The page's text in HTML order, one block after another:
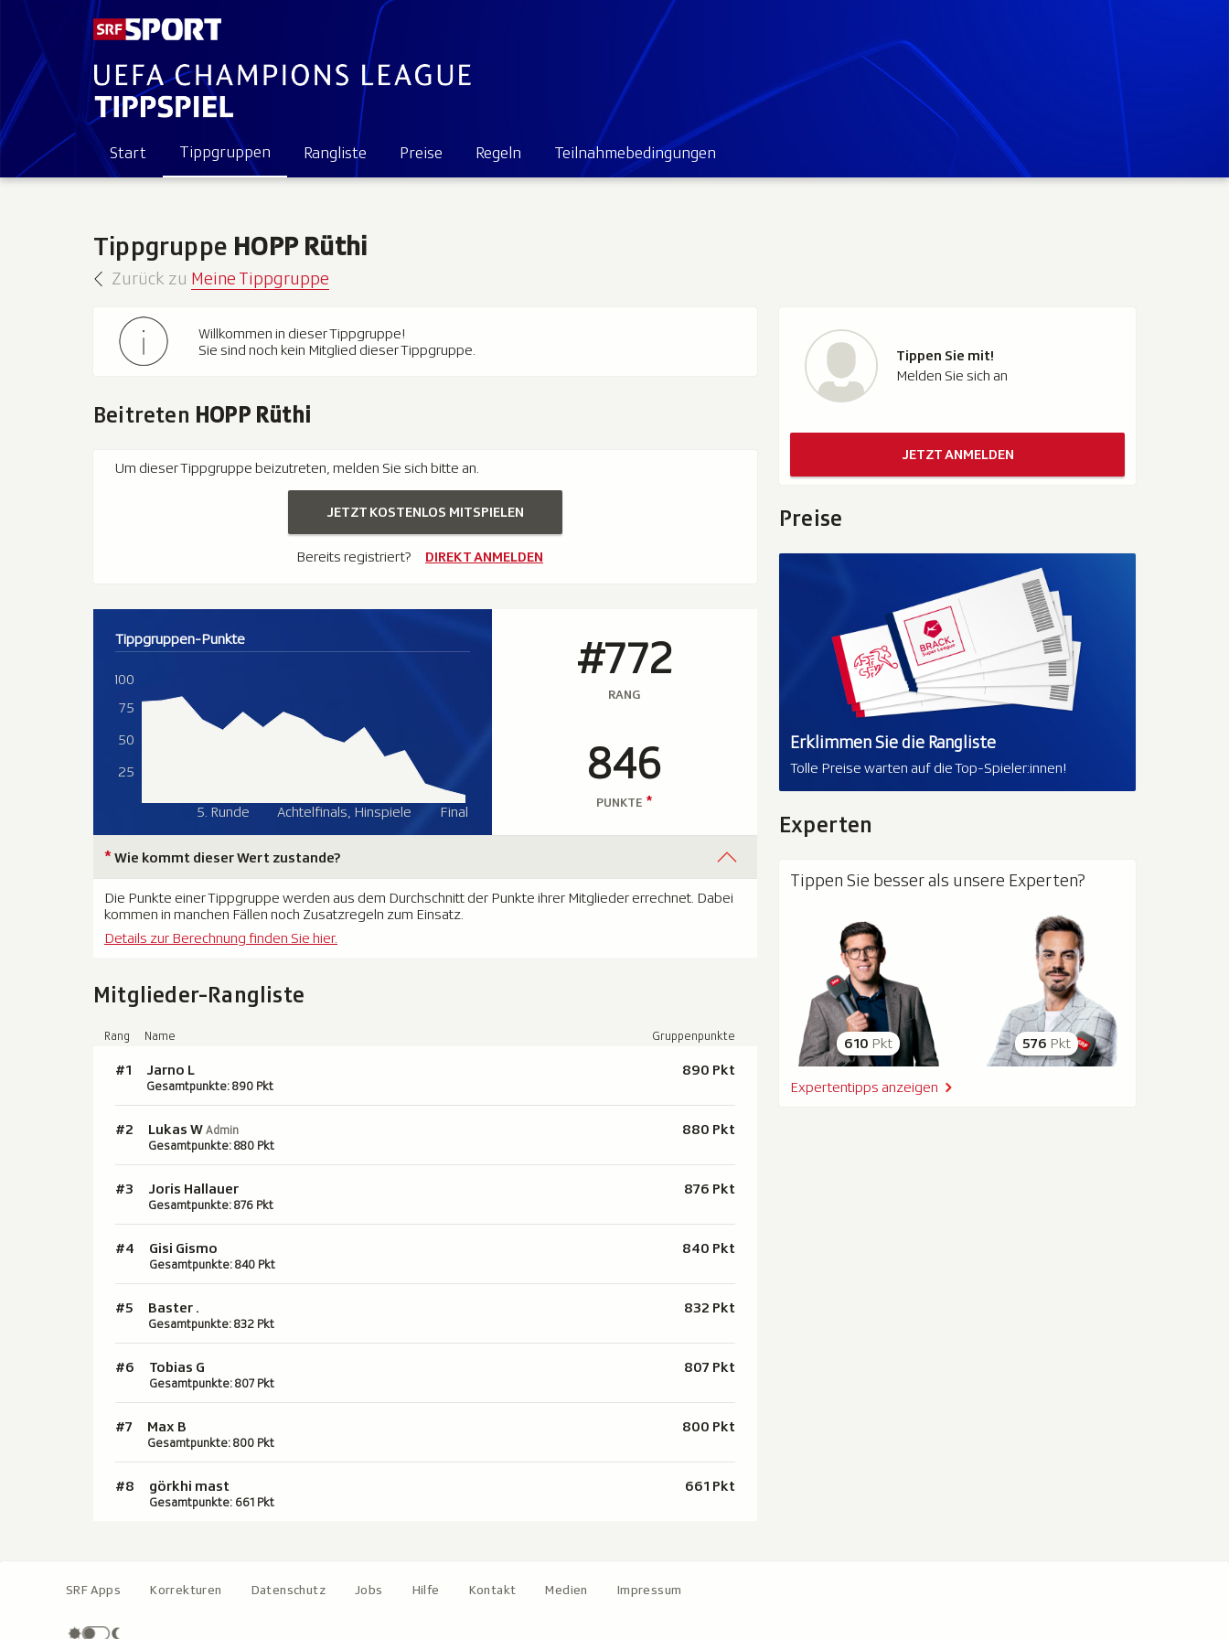
Start Tippgruppen Rangliste Preise Regeln Teilnahmebedingungen
Tippgruppe HOPP Rüthi
Zurück zu Meine Tippgruppe
Willkommen in dieser Tippgruppe!
Sie sind noch kein Mitglied dieser Tippgruppe.
Beitreten HOPP Rüthi
Um dieser Tippgruppe beizutreten, melden Sie sich bitte an.
JETZT KOSTENLOS MITSPIELEN
Bereits registriert? DIREKT ANMELDEN
Tippgruppen-Punkte
5. Runde Achtelfinals, Hinspiele Final
25
50
75
100 #772
RANG
846
PUNKTE *
* Wie kommt dieser Wert zustande?
Die Punkte einer Tippgruppe werden aus dem Durchschnitt der Punkte ihrer Mitglieder errechnet. Dabei
kommen in manchen Fällen noch Zusatzregeln zum Einsatz.
Details zur Berechnung finden Sie hier.
Mitglieder-Rangliste
Rang Name Gruppenpunkte
#1
Gesamtpunkte: 890 Pkt
Jarno L 890 Pkt
#2
Gesamtpunkte: 880 Pkt
Lukas WAdmin 880 Pkt
#3
Gesamtpunkte: 876 Pkt
Joris Hallauer 876 Pkt
#4
Gesamtpunkte: 840 Pkt
Gisi Gismo 840 Pkt
#5
Gesamtpunkte: 832 Pkt
Baster . 832 Pkt
#6
Gesamtpunkte: 807 Pkt
Tobias G 807 Pkt
#7
Gesamtpunkte: 800 Pkt
Max B 800 Pkt
#8
Gesamtpunkte: 661 Pkt
görkhi mast 661 Pkt
Tippen Sie mit!
Melden Sie sich an
JETZT ANMELDEN
Preise
Erklimmen Sie die Rangliste
Tolle Preise warten auf die Top-Spieler:innen!
Experten
610 Pkt 576 Pkt
Tippen Sie besser als unsere Experten?
Expertentipps anzeigen
SRF Apps Korrekturen Datenschutz Jobs Hilfe Kontakt Medien Impressum